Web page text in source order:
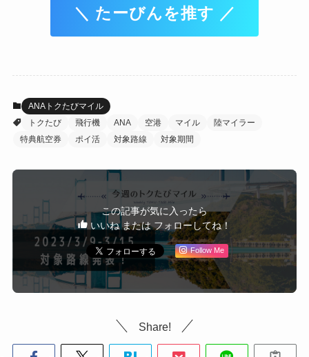
＼ たーびんを推す ／
ANAトクたびマイル
トクたび
飛行機 ANA 空港 マイル
陸マイラー
特典航空券
ポイ活 対象路線 対象期間
この記事が気に入ったら
いいね または フォローしてね！
Follow Me
Share!